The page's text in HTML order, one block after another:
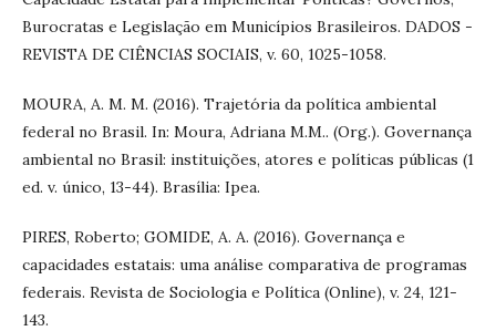
Burocratas e Legislação em Municípios Brasileiros. DADOS -
REVISTA DE CIÊNCIAS SOCIAIS, v. 60, 1025-1058.
MOURA, A. M. M. (2016). Trajetória da política ambiental
federal no Brasil. In: Moura, Adriana M.M.. (Org.). Governança
ambiental no Brasil: instituições, atores e políticas públicas (1
ed. v. único, 13-44). Brasília: Ipea.
PIRES, Roberto; GOMIDE, A. A. (2016). Governança e
capacidades estatais: uma análise comparativa de programas
federais. Revista de Sociologia e Política (Online), v. 24, 121-
143.